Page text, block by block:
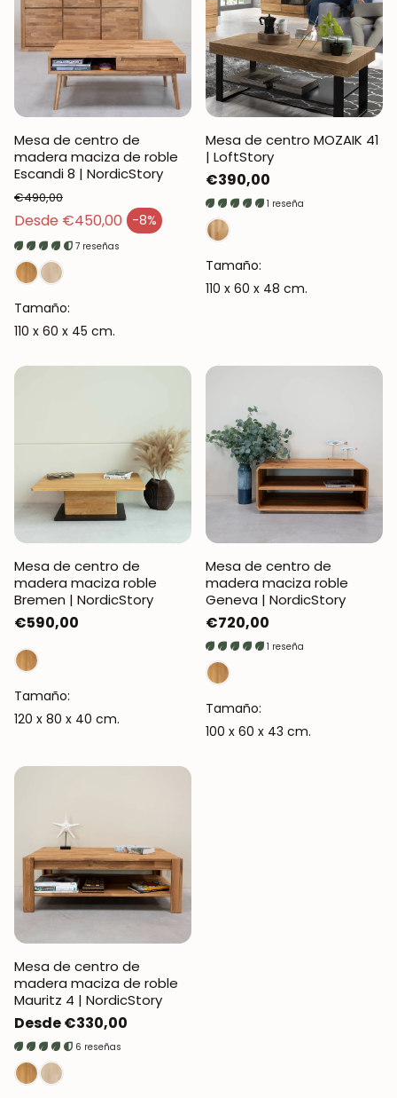
Muebles
Mesa de centro de
madera maciza de roble
Escandi 8 | NordicStory
Desde €450,00 -8%
Precio de venta
Precio regular
€490,00
7 reseñas
Tamaño:
110 x 60 x 45 cm.
Mesa de centro MOZAIK 41
| LoftStory
Precio
regular
€390,00
1 reseña
Tamaño:
110 x 60 x 48 cm.
Mesa de centro de
madera maciza roble
Bremen | NordicStory
Precio
regular
€590,00
Tamaño:
120 x 80 x 40 cm.
Mesa de centro de
madera maciza roble
Geneva | NordicStory
Precio
regular
€720,00
1 reseña
Tamaño:
100 x 60 x 43 cm.
Mesa de centro de
madera maciza de roble
Mauritz 4 | NordicStory
Precio
regular
Desde €330,00
6 reseñas